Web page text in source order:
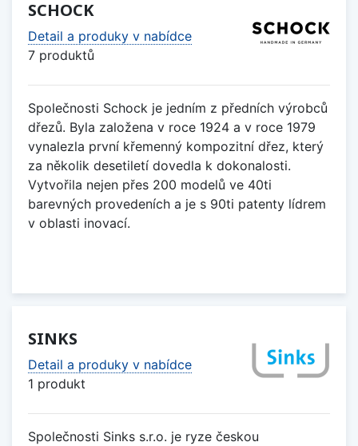
SCHOCK
Detail a produky v nabídce
7 produktů
Společnosti Schock je jedním z předních výrobců
dřezů. Byla založena v roce 1924 a v roce 1979
vynalezla první křemenný kompozitní dřez, který
za několik desetiletí dovedla k dokonalosti.
Vytvořila nejen přes 200 modelů ve 40ti
barevných provedeních a je s 90ti patenty lídrem
v oblasti inovací.
SINKS
Detail a produky v nabídce
1 produkt
Společnosti Sinks s.r.o. je ryze českou